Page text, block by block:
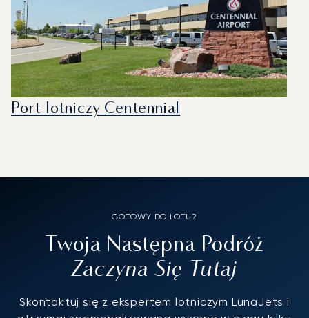
Port lotniczy Centennial
GOTOWY DO LOTU?
Twoja Następna Podróż
Zaczyna Się Tutaj
Skontaktuj się z ekspertem lotniczym LunaJets i